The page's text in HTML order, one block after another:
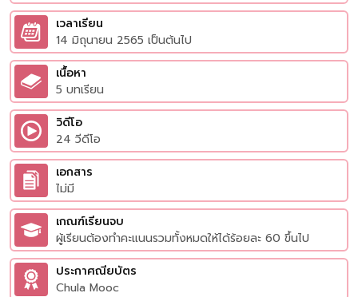
เวลาเรียน
14 มิถุนายน 2565 เป็นต้นไป
เนื้อหา
5 บทเรียน
วิดีโอ
24 วีดีโอ
เอกสาร
ไม่มี
เกณฑ์เรียนจบ
ผู้เรียนต้องทำคะแนนรวมทั้งหมดให้ได้ร้อยละ 60 ขึ้นไป
ประกาศณียบัตร
Chula Mooc